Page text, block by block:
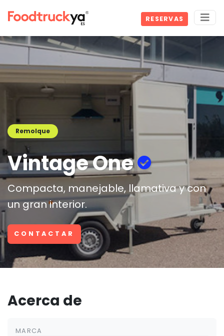
RESERVAS
Remolque
Vintage One
Compacta, manejable, llamativa y con
un gran interior.
CONTACTAR
Acerca de
MARCA